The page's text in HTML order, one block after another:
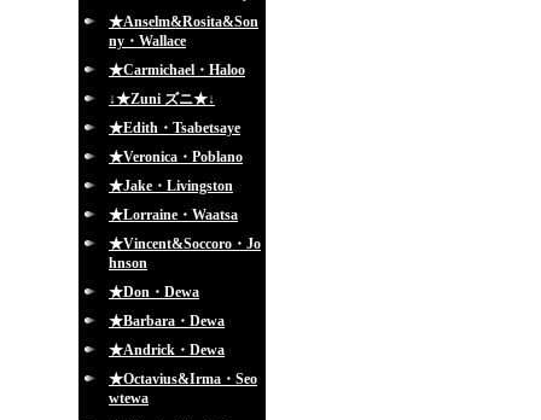
★Anselm&Rosita&Son
ny・Wallace
★Carmichael・Haloo
↓★Zuni ズニ★↓
★Edith・Tsabetsaye
★Veronica・Poblano
★Jake・Livingston
★Lorraine・Waatsa
★Vincent&Soccoro・Jo
hnson
★Don・Dewa
★Barbara・Dewa
★Andrick・Dewa
★Octavius&Irma・Seo
wtewa